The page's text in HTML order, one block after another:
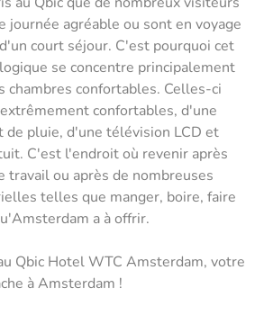
journée agréable ou sont en voyage
court séjour. C'est pourquoi cet
se concentre principalement
chambres confortables. Celles-ci
confortables, d'une
de pluie, d'une télévision LCD et
C'est l'endroit où revenir après
travail ou après de nombreuses
telles que manger, boire, faire
a à offrir.
Qbic Hotel WTC Amsterdam, votre
à Amsterdam !